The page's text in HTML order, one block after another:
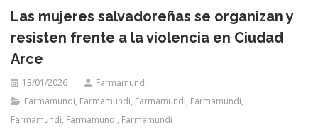
Las mujeres salvadoreñas se organizan y
resisten frente a la violencia en Ciudad
Arce
13/01/2026
Farmamundi
Farmamundi, Farmamundi, Farmamundi, Farmamundi,
Farmamundi, Farmamundi, Farmamundi